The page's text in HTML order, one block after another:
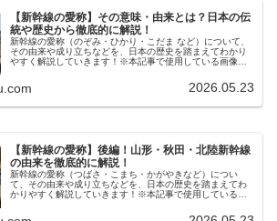
【新幹線の愛称】その意味・由来とは？日本の伝
統や歴史から徹底的に解説！
新幹線の愛称（のぞみ・ひかり・こだま など）について、
その由来や成り立ちなどを、日本の歴史を踏まえてわかり
やすく解説していきます！※本記事で使用している画像
2026.05.23
【新幹線の愛称】後編！山形・秋田・北陸新幹線
の由来を徹底的に解説！
新幹線の愛称（つばさ・こまち・かがやきなど）につい
て、その由来や成り立ちなどを、日本の歴史を踏まえてわ
かりやすく解説していきます！※本記事で使用している画